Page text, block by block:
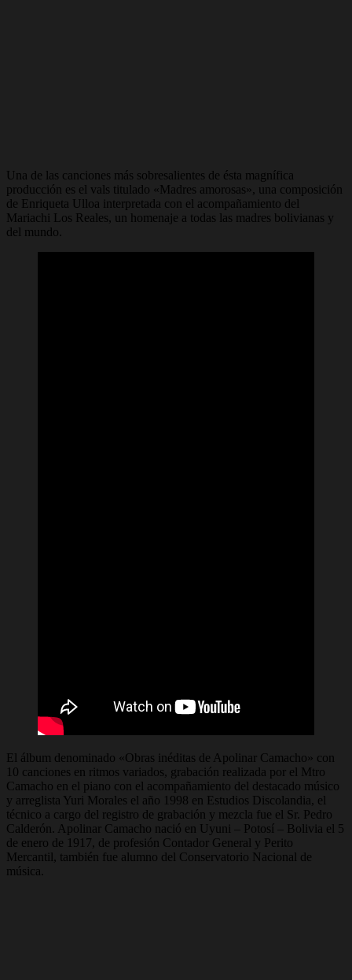
Una de las canciones más sobresalientes de ésta magnífica
producción es el vals titulado «Madres amorosas», una composición
de Enriqueta Ulloa interpretada con el acompañamiento del
Mariachi Los Reales, un homenaje a todas las madres bolivianas y
del mundo.
El álbum denominado «Obras inéditas de Apolinar Camacho» con
10 canciones en ritmos variados, grabación realizada por el Mtro
Camacho en el piano con el acompañamiento del destacado músico
y arreglista Yuri Morales el año 1998 en Estudios Discolandia, el
técnico a cargo del registro de grabación y mezcla fue el Sr. Pedro
Calderón. Apolinar Camacho nació en Uyuni – Potosí – Bolivia el 5
de enero de 1917, de profesión Contador General y Perito
Mercantil, también fue alumno del Conservatorio Nacional de
música.